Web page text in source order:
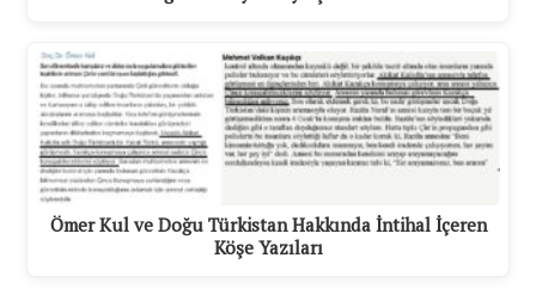
Ömer Kul ve Doğu Türkistan Hakkında İntihal İçeren
Köşe Yazıları